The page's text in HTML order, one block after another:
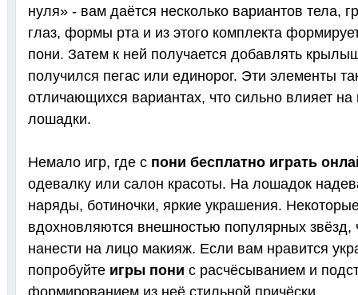
нуля» - вам даётся несколько вариантов тела,
глаз, формы рта и из этого комплекта
пони. Затем к ней получается добавлять
получился пегас или единорог. Эти элементы
отличающихся вариантах, что сильно влияет на
лошадки.
Немало игр, где с пони бесплатно играть
одевалку или салон красоты. На лошадок
наряды, ботиночки, яркие украшения.
вдохновляются внешностью популярных звёзд,
нанести на лицо макияж. Если вам нравится
попробуйте игры пони с расчёсыванием и
формированием из неё стильной причёски.